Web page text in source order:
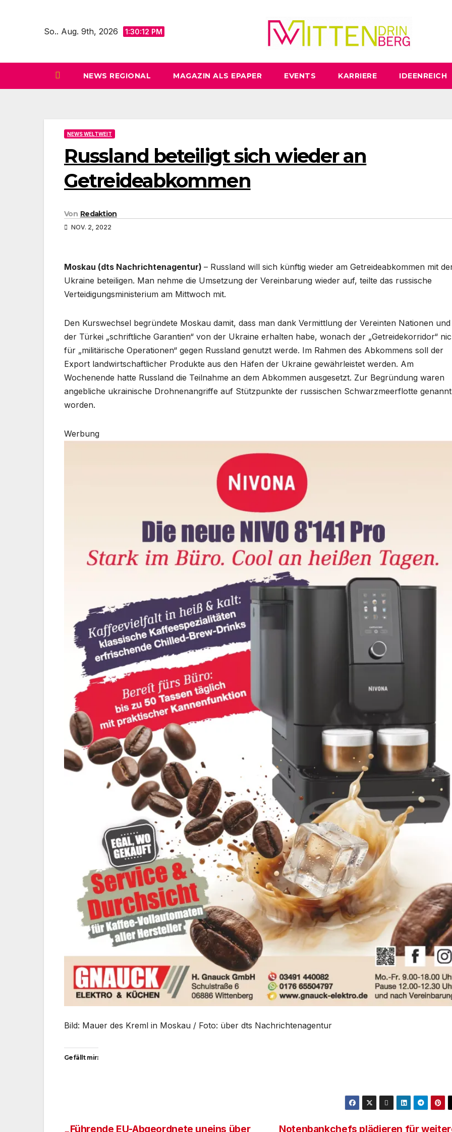
So.. Aug. 9th, 2026 1:30:14 PM
NEWS REGIONAL MAGAZIN ALS EPAPER EVENTS KARRIERE IDEENREICH
NEWS WELTWEIT
Russland beteiligt sich wieder an
Getreideabkommen
Von Redaktion
NOV. 2, 2022
Moskau (dts Nachrichtenagentur) – Russland will sich künftig wieder am Getreideabkommen mit
Ukraine beteiligen. Man nehme die Umsetzung der Vereinbarung wieder auf, teilte das russische
Verteidigungsministerium am Mittwoch mit.
Den Kurswechsel begründete Moskau damit, dass man dank Vermittlung der Vereinten Nationen und
der Türkei „schriftliche Garantien“ von der Ukraine erhalten habe, wonach der „Getreidekorridor“
für „militärische Operationen“ gegen Russland genutzt werde. Im Rahmen des Abkommens soll der
Export landwirtschaftlicher Produkte aus den Häfen der Ukraine gewährleistet werden. Am
Wochenende hatte Russland die Teilnahme an dem Abkommen ausgesetzt. Zur Begründung waren
angebliche ukrainische Drohnenangriffe auf Stützpunkte der russischen Schwarzmeerflotte genannt
worden.
Werbung
Bild: Mauer des Kreml in Moskau / Foto: über dts Nachrichtenagentur
Gefällt mir:
Notenbankchefs plädieren für
Führende EU-Abgeordnete uneins über